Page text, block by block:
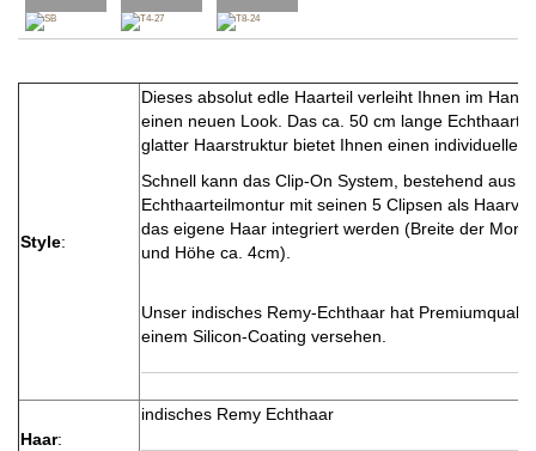
Style:
Dieses absolut edle Haarteil verleiht Ihnen im
einen neuen Look. Das ca. 50 cm lange
glatter Haarstruktur bietet Ihnen einen individuellen
Schnell kann das Clip-On System, bestehend aus
Echthaarteilmontur mit seinen 5 Clipsen als
das eigene Haar integriert werden (Breite der
und Höhe ca. 4cm).
Unser indisches Remy-Echthaar hat
einem Silicon-Coating versehen.
Haar:
indisches Remy Echthaar